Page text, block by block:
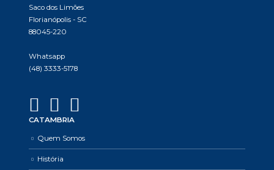
Saco dos Limões
Florianópolis - SC
88045-220
Whatsapp
(48) 3333-5178
CATAMBRIA
Quem Somos
História